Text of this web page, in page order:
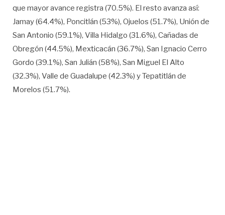
que mayor avance registra (70.5%). El resto avanza así:
Jamay (64.4%), Poncitlán (53%), Ojuelos (51.7%), Unión de
San Antonio (59.1%), Villa Hidalgo (31.6%), Cañadas de
Obregón (44.5%), Mexticacán (36.7%), San Ignacio Cerro
Gordo (39.1%), San Julián (58%), San Miguel El Alto
(32.3%), Valle de Guadalupe (42.3%) y Tepatitlán de
Morelos (51.7%).